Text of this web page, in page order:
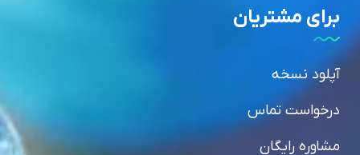
برای مشتریان
آپلود نسخه
درخواست تماس
مشاوره رایگان